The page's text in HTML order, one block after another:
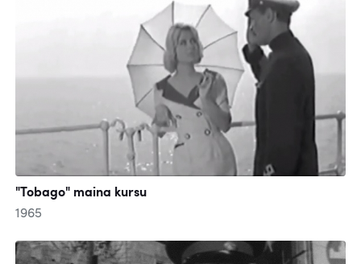
"Tobago" maina kursu
1965